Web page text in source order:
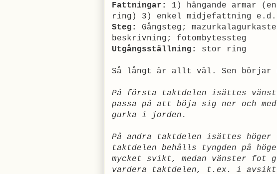
Fattningar:
1) hängande armar
ring) 3) enkel midjefattning
Steg:
Gångsteg;
beskrivning; fotombytessteg
Utgångsställning:
stor ring
Så långt är allt väl. Sen
På första taktdelen isättes
passa på att böja sig ner och
gurka i jorden.
På andra taktdelen isättes
taktdelen behålls tyngden på
mycket svikt, medan vänster fot
vardera taktdelen, t.ex. i